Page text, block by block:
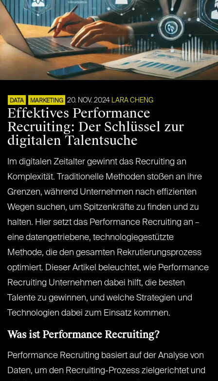
DATA MARKETING 20. NOV. 2024 LARA CHENG
Effektives Performance
Recruiting: Der Schlüssel zur
digitalen Talentsuche
Im digitalen Zeitalter gewinnt das Recruiting an
Komplexität. Traditionelle Methoden stoßen an ihre
Grenzen, während Unternehmen nach effizienten
Wegen suchen, um Spitzenkräfte zu finden und zu
halten. Hier setzt das Performance Recruiting an –
eine datengetriebene, technologiegestützte
Methode, die den gesamten Rekrutierungsprozess
optimiert. Dieser Artikel beleuchtet, wie Performance
Recruiting Unternehmen dabei hilft, die besten
Talente zu gewinnen, und welche Strategien und
Technologien dabei zum Einsatz kommen.
Was ist Performance Recruiting?
Performance Recruiting basiert auf der Analyse von
Daten, um den Recruiting-Prozess zielgerichtet und